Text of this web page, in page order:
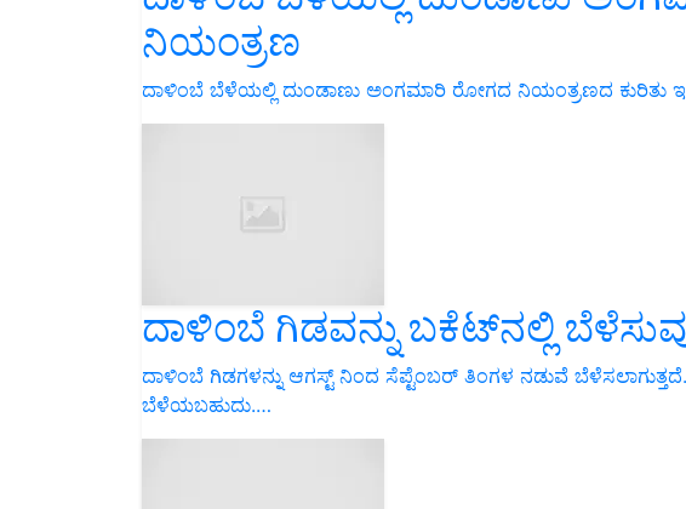
ನಿಯಂತ್ರಣ
ದಾಳಿಂಬೆ ಬೆಳೆಯಲ್ಲಿ ದುಂಡಾಣು ಅಂಗಮಾರಿ ರೋಗದ ನಿಯಂತ್ರಣದ ಕುರಿತು
ದಾಳಿಂಬೆ ಗಿಡವನ್ನು ಬಕೆಟ್‌ನಲ್ಲಿ
ದಾಳಿಂಬೆ ಗಿಡಗಳನ್ನು ಆಗಸ್ಟ್ ನಿಂದ ಸೆಪ್ಟೆಂಬರ್ ತಿಂಗಳ ನಡುವೆ
ಬೆಳೆಯಬಹುದು.…